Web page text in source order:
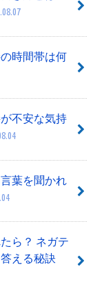
時間帯は何
不安な気持
葉を聞かれ
ら？ ネガテ
える秘訣